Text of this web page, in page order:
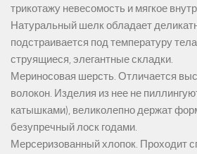
трикотажу невесомость и мягкое
Натуральный шелк обладает
подстраивается под температуру
струящиеся, элегантные складки.
Мериносовая шерсть. Отличается
волокон. Изделия из нее не
катышками), великолепно держат
безупречный лоск годами.
Мерсеризованный хлопок. Проходит